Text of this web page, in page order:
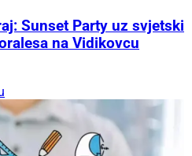
Sunset Party uz svjetski
na Vidikovcu